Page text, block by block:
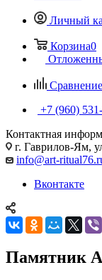
Личный
Корзина0
+7 (960)
Контактная
г. Гаврилов-Ям,
info@art-
Вконтакте
Памятник